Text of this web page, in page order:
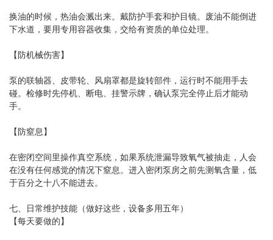
换油的时候，热油会溅出来。戴防护手套和护目镜。废油不能倒进
下水道，要用专用容器收集，交给有资质的单位处理。
【防机械伤害】
泵的联轴器、皮带轮、风扇罩都是旋转部件，运行时不能用手去
碰。检修时先停机、断电、挂警示牌，确认泵完全停止后才能动
手。
【防窒息】
在密闭空间里操作真空系统，如果系统泄漏导致氧气被抽走，人会
在没有任何感觉的情况下窒息。进入密闭泵房之前先测氧含量，低
于百分之十八不能进去。
七、日常维护技能（做好这些，设备多用五年）
【每天要做的】